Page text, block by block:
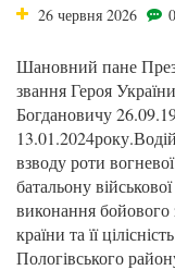
26 червня 2026
Шановний пане
звання Героя
Богдановичу
взводу роти
батальону
виконання бойового
країни та її
Пологівського